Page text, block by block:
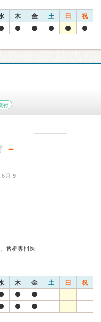
木 金 土 日 祝
付
－
月:9
透析専門医
木 金 土 日 祝